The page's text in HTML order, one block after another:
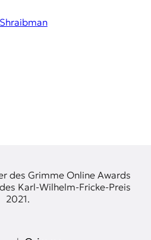
des Grimme Online Awards
Karl-Wilhelm-Fricke-Preis
2021.